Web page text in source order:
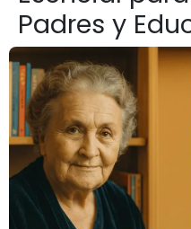
Padres y